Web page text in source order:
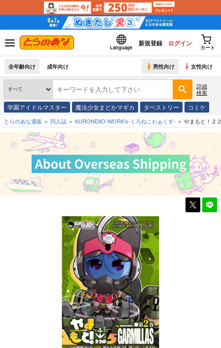
Language
新規登録 ログイン
カート
全年齢向け 成年向け 男性向け 女性向け
詳細
検索
学園アイドルマスター 魔法少女まどかマギカ タペストリー コミケ
とらのあな通販 同人誌 KURONEKO-WORK's-くろねこわぁくす- やまもと！２